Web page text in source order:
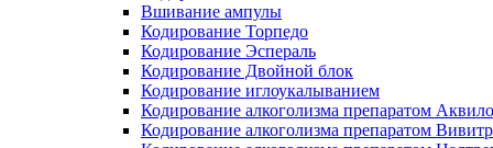
Вшивание ампулы
Кодирование Торпедо
Кодирование Эспераль
Кодирование Двойной блок
Кодирование иглоукалыванием
Кодирование алкоголизма препаратом
Кодирование алкоголизма препаратом